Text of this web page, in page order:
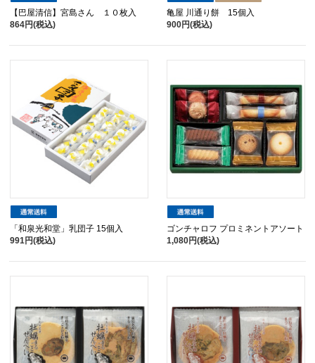
【巴屋清信】宮島さん １０枚入
864円(税込)
亀屋 川通り餅 15個入
900円(税込)
「和泉光和堂」乳団子 15個入
991円(税込)
ゴンチャロフ プロミネントアソート
1,080円(税込)